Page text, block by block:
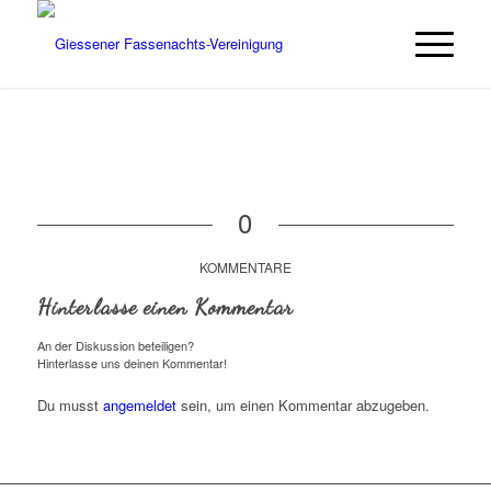
0
KOMMENTARE
Hinterlasse einen Kommentar
An der Diskussion beteiligen?
Hinterlasse uns deinen Kommentar!
Du musst angemeldetsein, um einen Kommentar abzugeben.